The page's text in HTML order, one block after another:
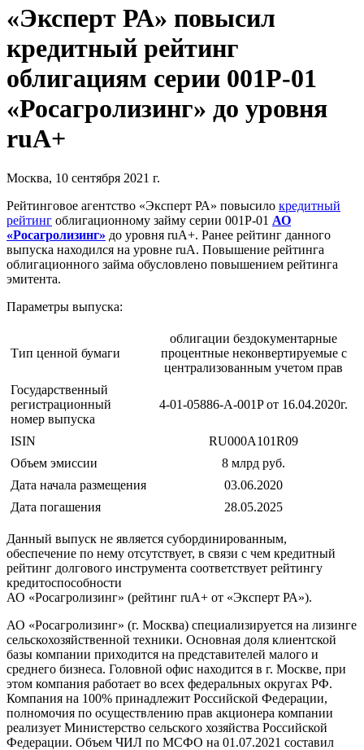
«Эксперт РА» повысил
кредитный рейтинг
облигациям серии 001Р-01
«Росагролизинг» до уровня
ruA+
Москва, 10 сентября 2021 г.
Рейтинговое агентство «Эксперт РА» повысило кредитный
рейтинг облигационному займу серии 001Р-01 АО
«Росагролизинг» до уровня ruА+. Ранее рейтинг данного
выпуска находился на уровне ruA. Повышение рейтинга
облигационного займа обусловлено повышением рейтинга
эмитента.
Параметры выпуска:
Тип ценной бумаги
облигации бездокументарные
процентные неконвертируемые с
централизованным учетом прав
Государственный
регистрационный
номер выпуска
4-01-05886-A-001P от 16.04.2020г.
ISIN
RU000A101R09
Объем эмиссии
8 млрд руб.
Дата начала размещения
03.06.2020
Дата погашения
28.05.2025
Данный выпуск не является субординированным,
обеспечение по нему отсутствует, в связи с чем кредитный
рейтинг долгового инструмента соответствует рейтингу
кредитоспособности
АО «Росагролизинг» (рейтинг ruA+ от «Эксперт РА»).
АО «Росагролизинг» (г. Москва) специализируется на лизинге
сельскохозяйственной техники. Основная доля клиентской
базы компании приходится на представителей малого и
среднего бизнеса. Головной офис находится в г. Москве, при
этом компания работает во всех федеральных округах РФ.
Компания на 100% принадлежит Российской Федерации,
полномочия по осуществлению прав акционера компании
реализует Министерство сельского хозяйства Российской
Федерации. Объем ЧИЛ по МСФО на 01.07.2021 составил